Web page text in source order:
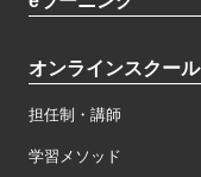
オンラインスクール
担任制・講師
学習メソッド